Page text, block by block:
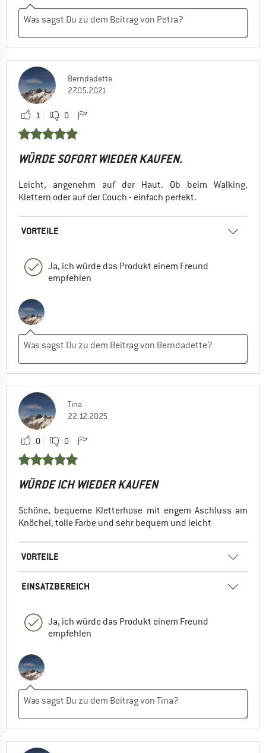
Berndadette
27.05.2021
1 0
WÜRDE SOFORT WIEDER KAUFEN.
Leicht, angenehm auf der Haut. Ob beim Walking,
Klettern oder auf der Couch - einfach perfekt.
VORTEILE
Ja, ich würde das Produkt einem Freund
empfehlen
Tina
22.12.2025
0 0
WÜRDE ICH WIEDER KAUFEN
Schöne, bequeme Kletterhose mit engem Aschluss am
Knöchel, tolle Farbe und sehr bequem und leicht
VORTEILE
EINSATZBEREICH
Ja, ich würde das Produkt einem Freund
empfehlen